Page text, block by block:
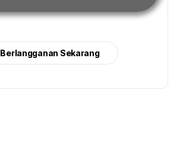
Berlangganan Sekarang